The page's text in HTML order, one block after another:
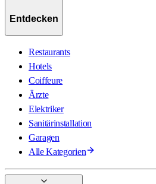
Entdecken
Restaurants
Hotels
Coiffeure
Ärzte
Elektriker
Sanitärinstallation
Garagen
Alle Kategorien